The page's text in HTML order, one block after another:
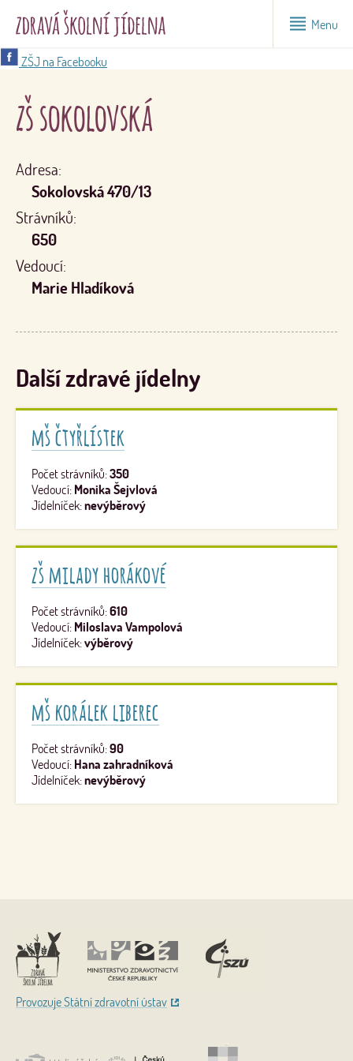
Menu
ZŠJ na Facebooku
zš sokolovská
Adresa:
Sokolovská 470/13
Strávníků:
650
Vedoucí:
Marie Hladíková
Další zdravé jídelny
mš čtyřlístek
Počet strávníků:350
Vedoucí: Monika Šejvlová
Jídelníček:nevýběrový
zš milady horákové
Počet strávníků:610
Vedoucí: Miloslava Vampolová
Jídelníček:výběrový
mš korálek liberec
Počet strávníků:90
Vedoucí: Hana zahradníková
Jídelníček:nevýběrový
Provozuje Státní zdravotní ústav